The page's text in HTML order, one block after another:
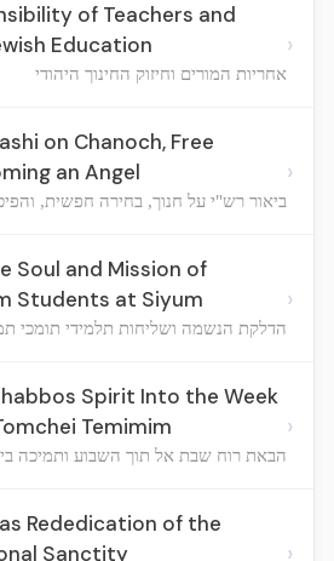
of Teachers and
Education
אחריות המורים וחיזוק החינוך היהודי
›
on Chanoch, Free
an Angel
ביאור רש"י על חנוך, בחירה חפשית,
›
Soul and Mission of
Students at Siyum
הדלקת הנשמה ושליחות תלמידי תומכי
›
Spirit Into the Week
Temimim
הבאת רוח שבת אל תוך השבוע ותמיכה
›
Rededication of the
Sanctity
›